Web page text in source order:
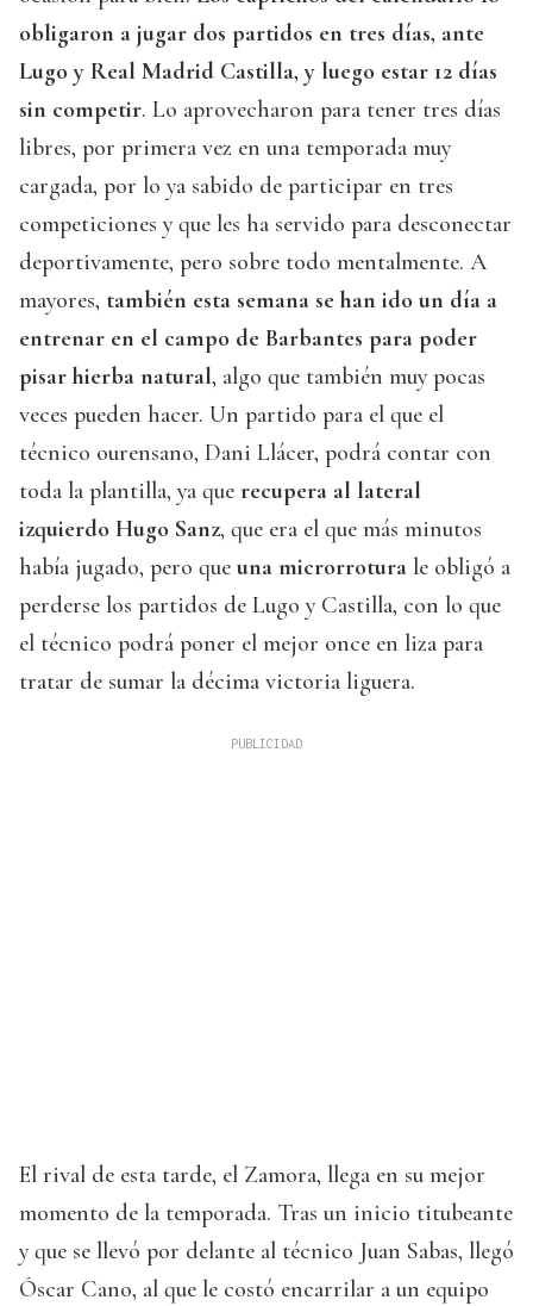
obligaron a jugar dos partidos en tres días, ante
Lugo y Real Madrid Castilla, y luego estar 12 días
sin competir. Lo aprovecharon para tener tres días
libres, por primera vez en una temporada muy
cargada, por lo ya sabido de participar en tres
competiciones y que les ha servido para desconectar
deportivamente, pero sobre todo mentalmente. A
mayores, también esta semana se han ido un día a
entrenar en el campo de Barbantes para poder
pisar hierba natural, algo que también muy pocas
veces pueden hacer. Un partido para el que el
técnico ourensano, Dani Llácer, podrá contar con
toda la plantilla, ya que recupera al lateral
izquierdo Hugo Sanz, que era el que más minutos
había jugado, pero que una microrrotura le obligó a
perderse los partidos de Lugo y Castilla, con lo que
el técnico podrá poner el mejor once en liza para
tratar de sumar la décima victoria liguera.
El rival de esta tarde, el Zamora, llega en su mejor
momento de la temporada. Tras un inicio titubeante
y que se llevó por delante al técnico Juan Sabas, llegó
Óscar Cano, al que le costó encarrilar a un equipo